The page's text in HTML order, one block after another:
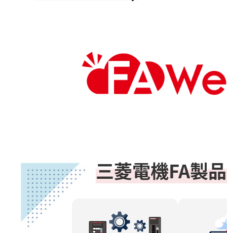
三菱電機FA製